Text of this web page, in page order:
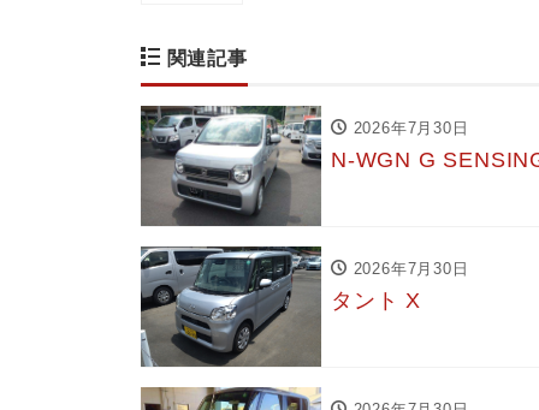
関連記事
2026年7月30日
N-WGN G
2026年7月30日
タント X